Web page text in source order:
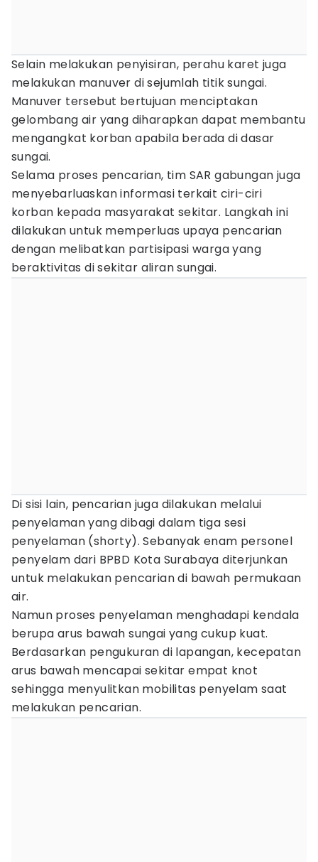
Selain melakukan penyisiran, perahu karet juga
melakukan manuver di sejumlah titik sungai.
Manuver tersebut bertujuan menciptakan
gelombang air yang diharapkan dapat membantu
mengangkat korban apabila berada di dasar
sungai.
Selama proses pencarian, tim SAR gabungan juga
menyebarluaskan informasi terkait ciri-ciri
korban kepada masyarakat sekitar. Langkah ini
dilakukan untuk memperluas upaya pencarian
dengan melibatkan partisipasi warga yang
beraktivitas di sekitar aliran sungai.
Di sisi lain, pencarian juga dilakukan melalui
penyelaman yang dibagi dalam tiga sesi
penyelaman (shorty). Sebanyak enam personel
penyelam dari BPBD Kota Surabaya diterjunkan
untuk melakukan pencarian di bawah permukaan
air.
Namun proses penyelaman menghadapi kendala
berupa arus bawah sungai yang cukup kuat.
Berdasarkan pengukuran di lapangan, kecepatan
arus bawah mencapai sekitar empat knot
sehingga menyulitkan mobilitas penyelam saat
melakukan pencarian.